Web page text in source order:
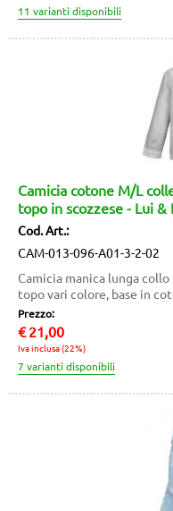
Camicia cotone M/L
topo in scozzese - Lui &
Cod. Art.:
CAM-013-096-A01-3-2-02
Camicia manica lunga
topo vari colore, base in
Prezzo:
€ 21,00
Iva inclusa (22%)